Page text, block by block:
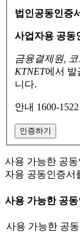
법인공동인증
사업자용 공동
금융결제원,
KTNET에서 발
니다.
안내 1600-1522
인증하기
사용 가능한 공
자용 공동인증서
사용 가능한 공
사용 가능한 공